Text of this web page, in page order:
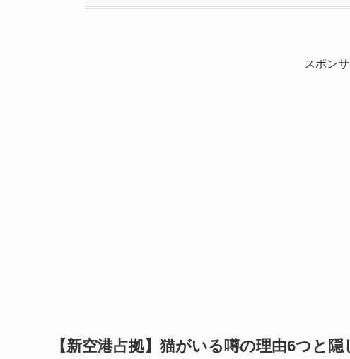
スポン
【新空港占拠】猫がいる噂の理由6つと隠